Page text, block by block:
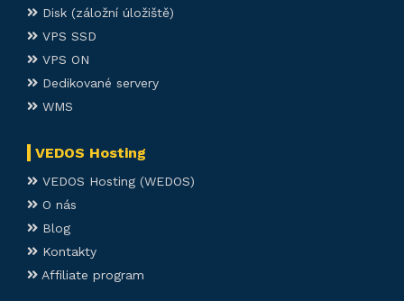
Disk (záložní úložiště)
VPS SSD
VPS ON
Dedikované servery
WMS
VEDOS Hosting
VEDOS Hosting (WEDOS)
O nás
Blog
Kontakty
Affiliate program